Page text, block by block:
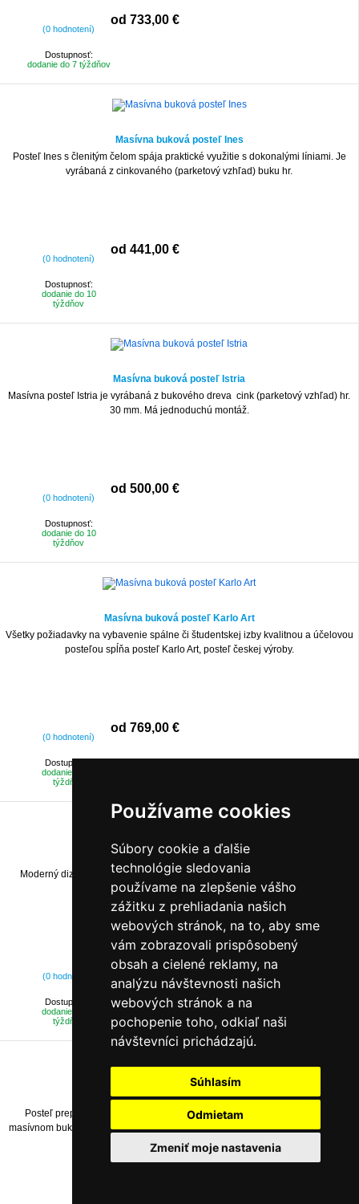
Používame cookies
Súbory cookie a ďalšie
technológie sledovania
používame na zlepšenie vášho
zážitku z prehliadania našich
webových stránok, na to, aby sme
vám zobrazovali prispôsobený
obsah a cielené reklamy, na
analýzu návštevnosti našich
webových stránok a na
pochopenie toho, odkiaľ naši
návštevníci prichádzajú.
Súhlasím
Odmietam
Zmeniť moje nastavenia
(0 hodnotení)
Dostupnosť:
dodanie do 7 týždňov
od 733,00 €
Masívna buková posteľ Ines
Posteľ Ines s členitým čelom spája praktické využitie s dokonalými líniami. Je
vyrábaná z cinkovaného (parketový vzhľad) buku hr.
(0 hodnotení)
Dostupnosť:
dodanie do 10
týždňov
od 441,00 €
Masívna buková posteľ Istria
Masívna posteľ Istria je vyrábaná z bukového dreva cink (parketový vzhľad) hr.
30 mm. Má jednoduchú montáž.
(0 hodnotení)
Dostupnosť:
dodanie do 10
týždňov
od 500,00 €
Masívna buková posteľ Karlo Art
Všetky požiadavky na vybavenie spálne či študentskej izby kvalitnou a účelovou
posteľou spĺňa posteľ Karlo Art, posteľ českej výroby.
(0 hodnotení)
Dostupnosť:
dodanie do 11
týždňov
od 769,00 €
Masívna buková posteľ Karlo Klasik
Moderný dizajn drevenej postele Karlo Klasik spĺňa všetky požiadavky na
vybavenie spálne alebo študentskej izby.
(0 hodnotení)
Dostupnosť:
dodanie do 11
týždňov
od 707,00 €
Masívna buková posteľ Karlo Night
Posteľ prepracovaná do najmenších detailov, to je posteľ Karlo Night. V
masívnom bukom prevedení sa vyrába z jadrového buk cink (priznané senky a
parketový vzhľad).